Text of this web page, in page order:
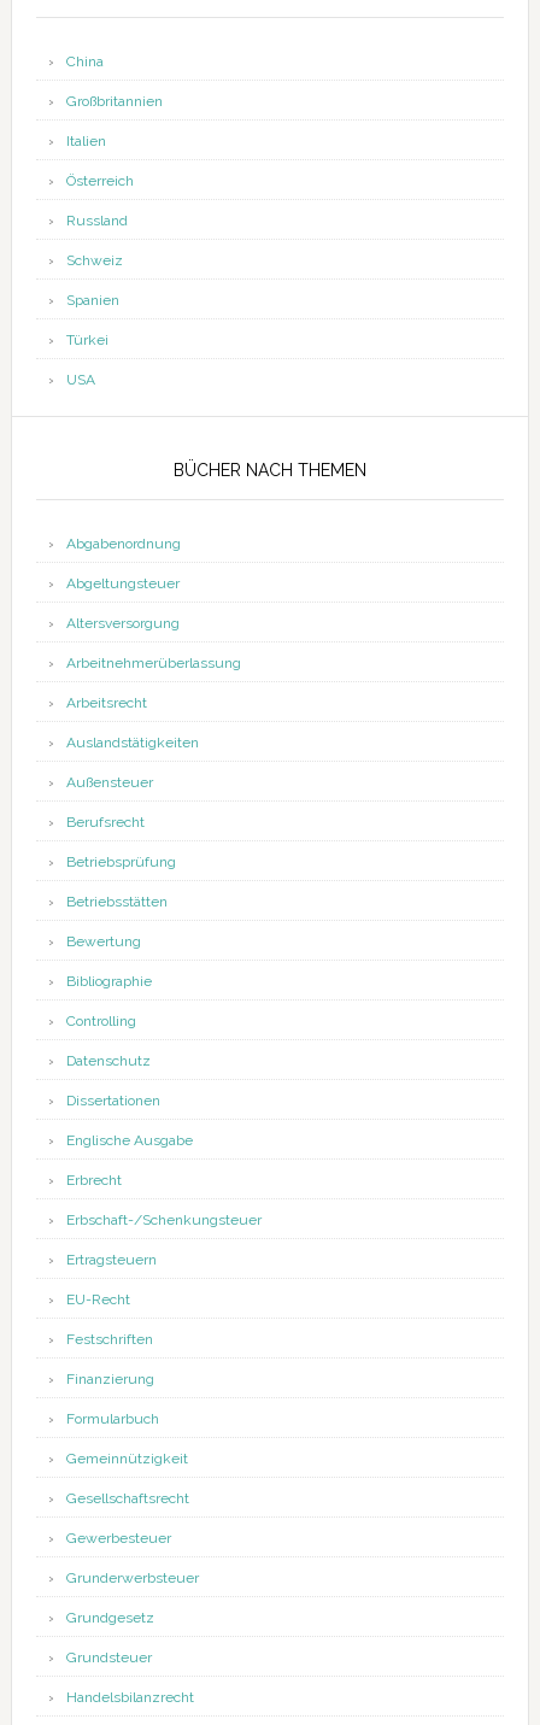
China
Großbritannien
Italien
Österreich
Russland
Schweiz
Spanien
Türkei
USA
BÜCHER NACH THEMEN
Abgabenordnung
Abgeltungsteuer
Altersversorgung
Arbeitnehmerüberlassung
Arbeitsrecht
Auslandstätigkeiten
Außensteuer
Berufsrecht
Betriebsprüfung
Betriebsstätten
Bewertung
Bibliographie
Controlling
Datenschutz
Dissertationen
Englische Ausgabe
Erbrecht
Erbschaft-/Schenkungsteuer
Ertragsteuern
EU-Recht
Festschriften
Finanzierung
Formularbuch
Gemeinnützigkeit
Gesellschaftsrecht
Gewerbesteuer
Grunderwerbsteuer
Grundgesetz
Grundsteuer
Handelsbilanzrecht